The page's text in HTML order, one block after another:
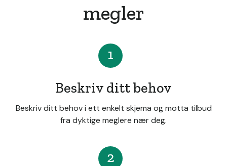
megler
1
Beskriv ditt behov
Beskriv ditt behov i ett enkelt skjema og motta tilbud
fra dyktige meglere nær deg.
2